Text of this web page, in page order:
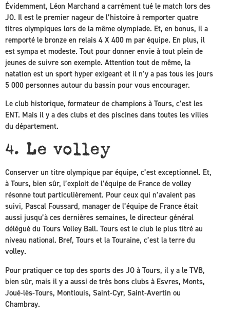
Évidemment, Léon Marchand a carrément tué le match lors des
JO. Il est le premier nageur de l’histoire à remporter quatre
titres olympiques lors de la même olympiade. Et, en bonus, il a
remporté le bronze en relais 4 X 400 m par équipe. En plus, il
est sympa et modeste. Tout pour donner envie à tout plein de
jeunes de suivre son exemple. Attention tout de même, la
natation est un sport hyper exigeant et il n’y a pas tous les jours
5 000 personnes autour du bassin pour vous encourager.
Le club historique, formateur de champions à Tours, c’est les
ENT. Mais il y a des clubs et des piscines dans toutes les villes
du département.
4. Le volley
Conserver un titre olympique par équipe, c’est exceptionnel. Et,
à Tours, bien sûr, l’exploit de l’équipe de France de volley
résonne tout particulièrement. Pour ceux qui n’avaient pas
suivi, Pascal Foussard, manager de l’équipe de France était
aussi jusqu’à ces dernières semaines, le directeur général
délégué du Tours Volley Ball. Tours est le club le plus titré au
niveau national. Bref, Tours et la Touraine, c’est la terre du
volley.
Pour pratiquer ce top des sports des JO à Tours, il y a le TVB,
bien sûr, mais il y a aussi de très bons clubs à Esvres, Monts,
Joué-lès-Tours, Montlouis, Saint-Cyr, Saint-Avertin ou
Chambray.